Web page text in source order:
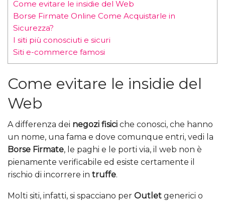
Come evitare le insidie del Web
Borse Firmate Online Come Acquistarle in
Sicurezza?
I siti più conosciuti e sicuri
Siti e-commerce famosi
Come evitare le insidie del
Web
A differenza dei negozi fisici che conosci, che hanno
un nome, una fama e dove comunque entri, vedi la
Borse Firmate, le paghi e le porti via, il web non è
pienamente verificabile ed esiste certamente il
rischio di incorrere in truffe.
Molti siti, infatti, si spacciano per Outlet generici o